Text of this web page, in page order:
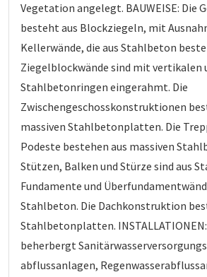
Vegetation angelegt. BAUWEISE: Die
besteht aus Blockziegeln, mit
Kellerwände, die aus Stahlbeton
Ziegelblockwände sind mit vertikalen
Stahlbetonringen eingerahmt. Die
Zwischengeschosskonstruktionen
massiven Stahlbetonplatten. Die
Podeste bestehen aus massiven
Stützen, Balken und Stürze sind aus
Fundamente und
Stahlbeton. Die Dachkonstruktion
Stahlbetonplatten. INSTALLATIONEN:
beherbergt
abflussanlagen,